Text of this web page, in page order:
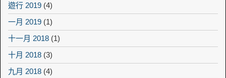
遊行 2019 (4)
一月 2019 (1)
十一月 2018 (1)
十月 2018 (3)
九月 2018 (4)